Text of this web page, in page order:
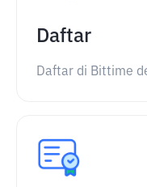
Daftar
Daftar di Bittime